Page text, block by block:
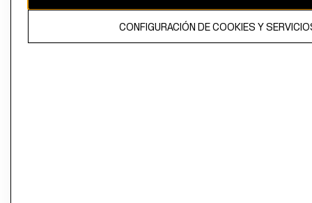
CONFIGURACIÓN DE COOKIES Y